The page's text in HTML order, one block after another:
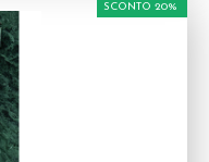
SCONTO 20%